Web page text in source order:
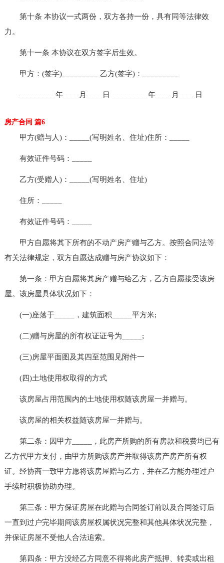
第十条 本协议一式两份，双方各持一份，具有同等法律效
力。
第十一条 本协议在双方签字后生效。
甲方：(签字)_________ 乙方(签字)：_________
_________年____月____日 _________年____月____日
房产合同 篇6
甲方(赠与人)：_____(写明姓名、住址)住所：_____
有效证件号码：_____
乙方(受赠人)：_____(写明姓名、住址)
住所：_____
有效证件号码：_____
甲方自愿将其下所有的不动产房产赠与乙方。按照合同法等
有关法律规定，双方自愿达成赠与房产协议如下：
第一条：甲方自愿将其房产赠与给乙方，乙方自愿接受该房
屋。该房屋具体状况如下：
(一)座落于_____，建筑面积_____平方米;
(二)赠与房屋的所有权证证号为_____;
(三)房屋平面图及其四至范围见附件一
(四)土地使用权取得的方式
该房屋占用范围内的土地使用权随该房屋一并赠与。
该房屋的相关权益随该房屋一并赠与。
第二条：因甲方_____，此房产所购的所有房款和税费均已有
乙方代甲方支付，由甲方所购该房产并取得该房产房产所有权
证。经协商一致甲方愿将该房屋赠与乙方，并在乙方能办理过户
手续时积极协助办理。
第三条：甲方保证房屋在此赠与合同签订前以及合同签订后
一直到过户完毕期间该房屋权属状况完整和其他具体状况完整，
并保证房屋不受他人合法追索。
第四条：甲方没经乙方同意不得将此房产抵押、转卖或出租